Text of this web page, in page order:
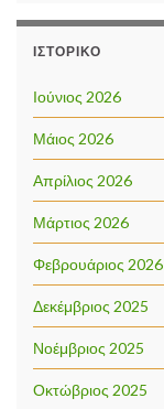
ΙΣΤΟΡΙΚΌ
Ιούνιος 2026
Μάιος 2026
Απρίλιος 2026
Μάρτιος 2026
Φεβρουάριος 2026
Δεκέμβριος 2025
Νοέμβριος 2025
Οκτώβριος 2025